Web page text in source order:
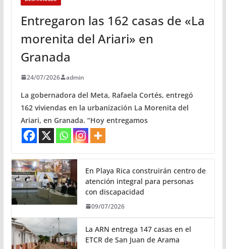
Entregaron las 162 casas de «La
morenita del Ariari» en
Granada
24/07/2026 admin
La gobernadora del Meta, Rafaela Cortés, entregó
162 viviendas en la urbanización La Morenita del
Ariari, en Granada. “Hoy entregamos
En Playa Rica construirán centro de
atención integral para personas
con discapacidad
09/07/2026
La ARN entrega 147 casas en el
ETCR de San Juan de Arama